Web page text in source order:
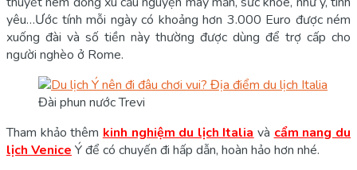
yêu…Ước tính mỗi ngày có khoảng hơn 3.000 Euro được ném
xuống đài và số tiền này thường được dùng để trợ cấp cho
người nghèo ở Rome.
Đài phun nước Trevi
Tham khảo thêm kinh nghiệm du lịch Italia và cẩm nang du
lịch Venice Ý để có chuyến đi hấp dẫn, hoàn hảo hơn nhé.